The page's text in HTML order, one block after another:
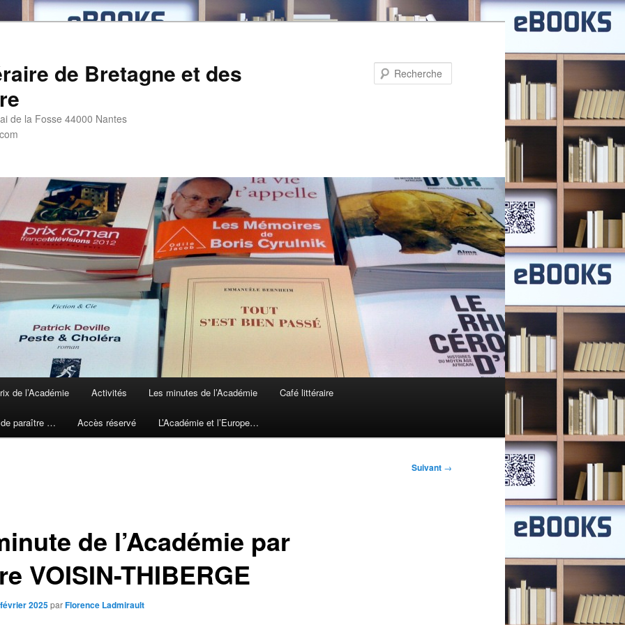
de Bretagne et des
de la Fosse 44000 Nantes
de l’Académie Activités Les minutes de l’Académie Café littéraire
paraître … Accès réservé L’Académie et l’Europe…
Suivant →
de l’Académie par
VOISIN-THIBERGE
2025parFlorence Ladmirault